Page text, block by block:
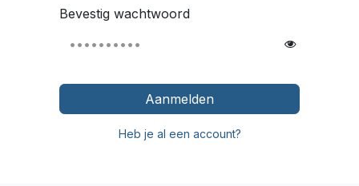
Bevestig wachtwoord
Aanmelden
Heb je al een account?